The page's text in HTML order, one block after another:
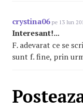
crystina06 pe 13 Iun
Interesant!...
F. adevarat ce se
sunt f. fine, prin